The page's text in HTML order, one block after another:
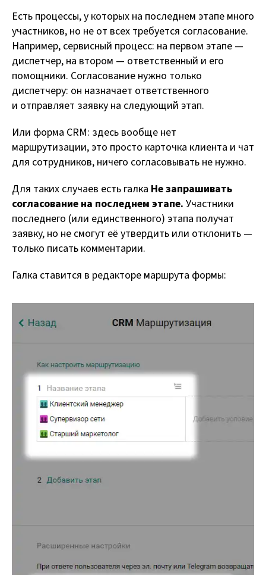
Есть процессы, у которых на последнем этапе много
участников, но не от всех требуется согласование.
Например, сервисный процесс: на первом этапе —
диспетчер, на втором — ответственный и его
помощники. Согласование нужно только
диспетчеру: он назначает ответственного
и отправляет заявку на следующий этап.
Или форма CRM: здесь вообще нет
маршрутизации, это просто карточка клиента и чат
для сотрудников, ничего согласовывать не нужно.
Для таких случаев есть галка Не запрашивать
согласование на последнем этапе. Участники
последнего (или единственного) этапа получат
заявку, но не смогут её утвердить или отклонить —
только писать комментарии.
Галка ставится в редакторе маршрута формы: